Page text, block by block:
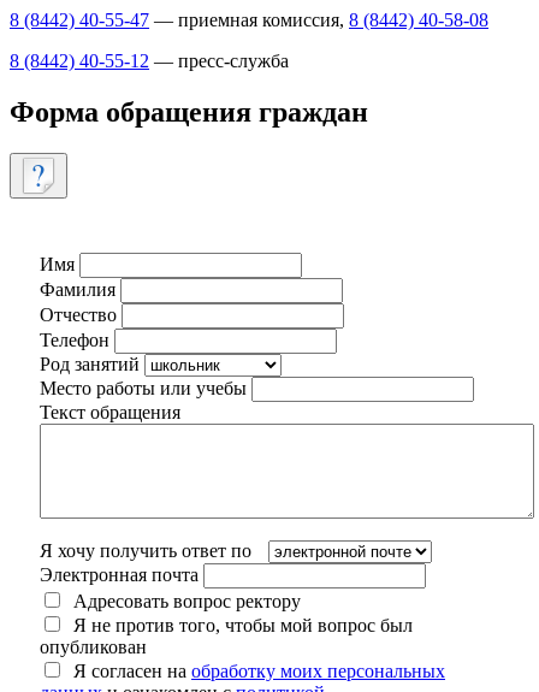
8 (8442) 40-55-47 — приемная комиссия, 8 (8442) 40-58-08
8 (8442) 40-55-12 — пресс-служба
Форма обращения граждан
Имя
Фамилия
Отчество
Телефон
Род занятий
Место работы или учебы
Текст обращения
Я хочу получить ответ по
Электронная почта
Адресовать вопрос ректору
Я не против того, чтобы мой вопрос был
опубликован
Я согласен на обработку моих персональных